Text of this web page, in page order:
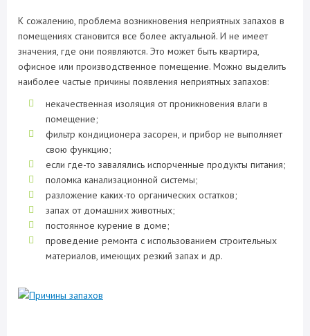
К сожалению, проблема возникновения неприятных запахов в
помещениях становится все более актуальной. И не имеет
значения, где они появляются. Это может быть квартира,
офисное или производственное помещение. Можно выделить
наиболее частые причины появления неприятных запахов:
некачественная изоляция от проникновения влаги в
помещение;
фильтр кондиционера засорен, и прибор не выполняет
свою функцию;
если где-то завалялись испорченные продукты питания;
поломка канализационной системы;
разложение каких-то органических остатков;
запах от домашних животных;
постоянное курение в доме;
проведение ремонта с использованием строительных
материалов, имеющих резкий запах и др.